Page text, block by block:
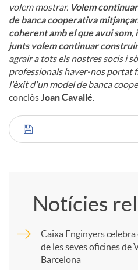
volem mostrar. Volem
de banca cooperativa
coherent amb el que avui
junts volem continuar
agrair a tots els nostres socis i
professionals haver-nos portat
l'èxit d'un model de banca
conclòsJoan Cavallé.
C
Notícies
Caixa Enginyers
de les seves oficines de
Barcelona